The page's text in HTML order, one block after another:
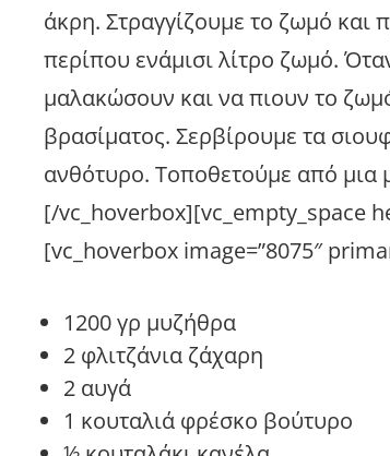
άκρη. Στραγγίζουμε το ζωμό και
περίπου ενάμισι λίτρο ζωμό.
μαλακώσουν και να πιουν το
βρασίματος. Σερβίρουμε τα
ανθότυρο. Τοποθετούμε από μια
[/vc_hoverbox][vc_empty_space
[vc_hoverbox image=”8075″
1200 γρ μυζήθρα
2 φλιτζάνια ζάχαρη
2 αυγά
1 κουταλιά φρέσκο βούτυρο